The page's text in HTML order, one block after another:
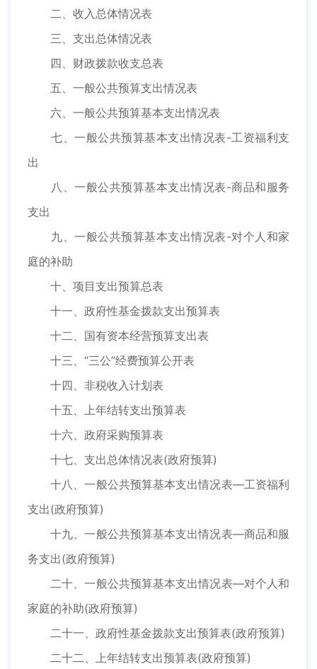
二、收入总体情况表
三、支出总体情况表
四、财政拨款收支总表
五、一般公共预算支出情况表
六、一般公共预算基本支出情况表
七、一般公共预算基本支出情况表-工资福利支
出
八、一般公共预算基本支出情况表-商品和服务
支出
九、一般公共预算基本支出情况表-对个人和家
庭的补助
十、项目支出预算总表
十一、政府性基金拨款支出预算表
十二、国有资本经营预算支出表
十三、“三公”经费预算公开表
十四、非税收入计划表
十五、上年结转支出预算表
十六、政府采购预算表
十七、支出总体情况表(政府预算)
十八、一般公共预算基本支出情况表—工资福利
支出(政府预算)
十九、一般公共预算基本支出情况表—商品和服
务支出(政府预算)
二十、一般公共预算基本支出情况表—对个人和
家庭的补助(政府预算)
二十一、政府性基金拨款支出预算表(政府预算)
二十二、上年结转支出预算表(政府预算)